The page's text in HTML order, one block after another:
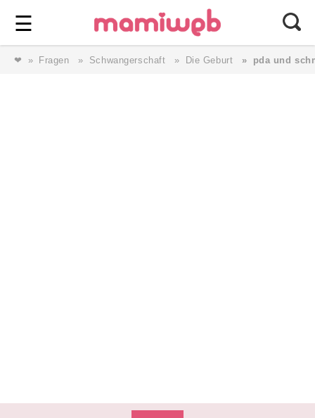
☰ ⎯ Wir lieben Familie ⎯
❤ Fragen Schwangerschaft Die Geburt pda und